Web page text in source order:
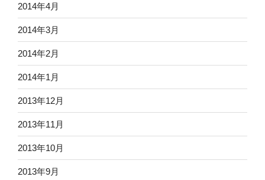
2014年4月
2014年3月
2014年2月
2014年1月
2013年12月
2013年11月
2013年10月
2013年9月